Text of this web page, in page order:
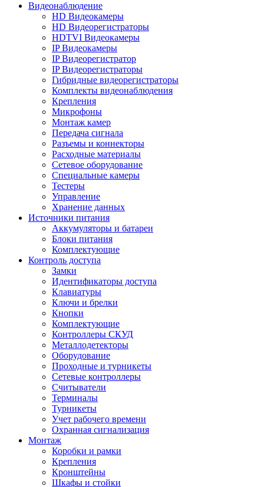
Видеонаблюдение
HD Видеокамеры
HD Видеорегистраторы
HDTVI Видеокамеры
IP Видеокамеры
IP Видеорегистратор
IP Видеорегистраторы
Гибридные видеорегистраторы
Комплекты видеонаблюдения
Крепления
Микрофоны
Монтаж камер
Передача сигнала
Разъемы и коннекторы
Расходные материалы
Сетевое оборудование
Специальные камеры
Тестеры
Управление
Хранение данных
Источники питания
Аккумуляторы и батареи
Блоки питания
Комплектующие
Контроль доступа
Замки
Идентификаторы доступа
Клавиатуры
Ключи и брелки
Кнопки
Комплектующие
Контроллеры СКУД
Металлодетекторы
Оборудование
Проходные и турникеты
Сетевые контроллеры
Считыватели
Терминалы
Турникеты
Учет рабочего времени
Охранная сигнализация
Монтаж
Коробки и рамки
Крепления
Кронштейны
Шкафы и стойки